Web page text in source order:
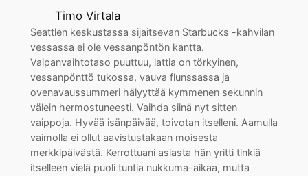
Timo Virtala
Seattlen keskustassa sijaitsevan Starbucks -kahvilan
vessassa ei ole vessanpöntön kantta.
Vaipanvaihtotaso puuttuu, lattia on törkyinen,
vessanpönttö tukossa, vauva flunssassa ja
ovenavaussummeri hälyyttää kymmenen sekunnin
välein hermostuneesti. Vaihda siinä nyt sitten
vaippoja. Hyvää isänpäivää, toivotan itselleni. Aamulla
vaimolla ei ollut aavistustakaan moisesta
merkkipäivästä. Kerrottuani asiasta hän yritti tinkiä
itselleen vielä puoli tuntia nukkuma-aikaa, mutta